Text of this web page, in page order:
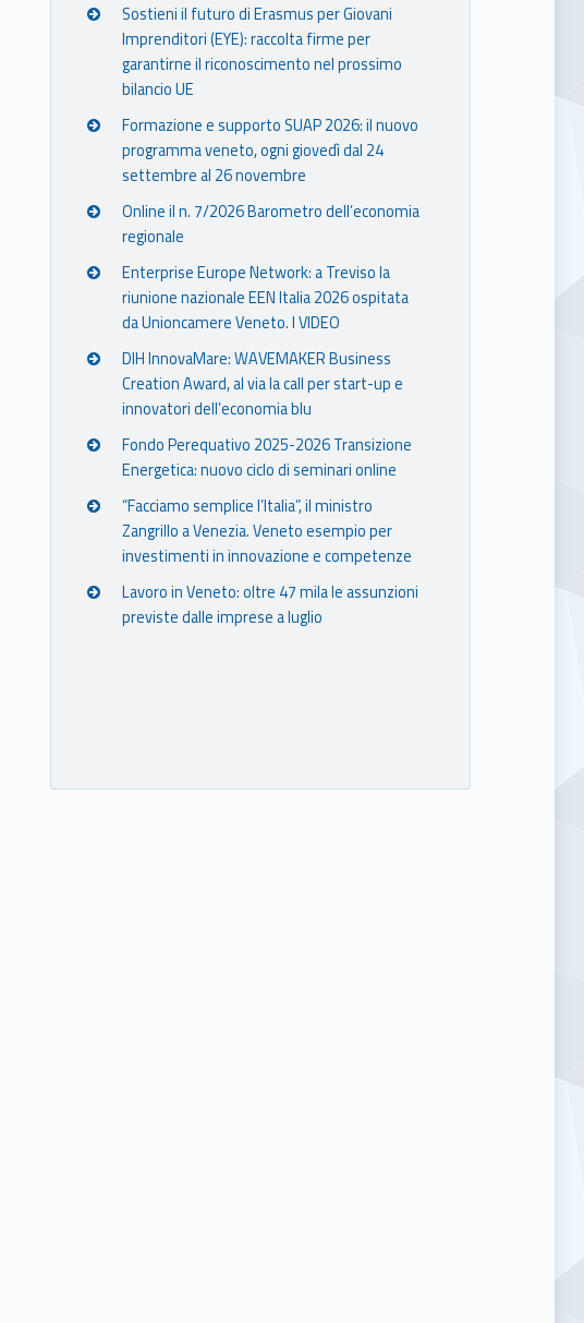
Sostieni il futuro di Erasmus per Giovani
Imprenditori (EYE): raccolta firme per
garantirne il riconoscimento nel prossimo
bilancio UE
Formazione e supporto SUAP 2026: il nuovo
programma veneto, ogni giovedì dal 24
settembre al 26 novembre
Online il n. 7/2026 Barometro dell’economia
regionale
Enterprise Europe Network: a Treviso la
riunione nazionale EEN Italia 2026 ospitata
da Unioncamere Veneto. I VIDEO
DIH InnovaMare: WAVEMAKER Business
Creation Award, al via la call per start-up e
innovatori dell’economia blu
Fondo Perequativo 2025-2026 Transizione
Energetica: nuovo ciclo di seminari online
“Facciamo semplice l’Italia”, il ministro
Zangrillo a Venezia. Veneto esempio per
investimenti in innovazione e competenze
Lavoro in Veneto: oltre 47 mila le assunzioni
previste dalle imprese a luglio